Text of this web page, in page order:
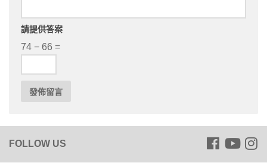
請提供答案
74 − 66 =